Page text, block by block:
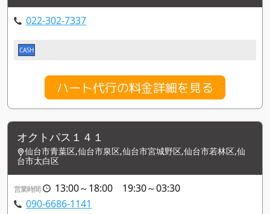
022-302-7337
CASH
ハート代行の料金詳細を見る
オクトパス１４１
仙台市青葉区,仙台市泉区,仙台市宮城野区,仙台市若林区,仙
台市太白区
営業時間
13:00～18:00 19:30～03:30
090-6686-1141